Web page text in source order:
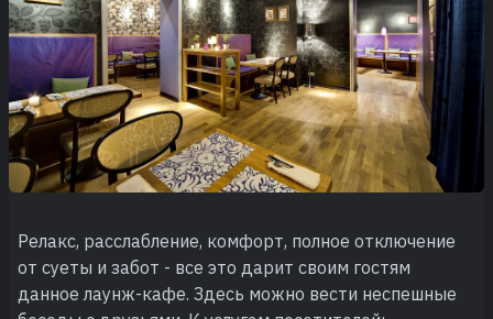
Релакс, расслабление, комфорт, полное отключение
от суеты и забот - все это дарит своим гостям
данное лаунж-кафе. Здесь можно вести неспешные